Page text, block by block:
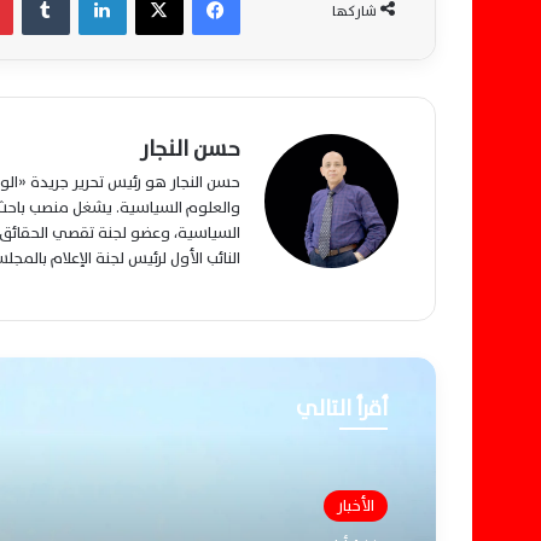
شاركها
حسن النجار
حسن النجار هو رئيس تحرير جريدة
والعلوم السياسية. يشغل منصب
السياسية، وعضو لجنة تقصي
النائب الأول لرئيس لجنة الإعلام
أقرأ التالي
الأخبار